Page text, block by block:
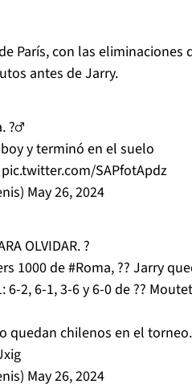
París, con las eliminaciones
antes de Jarry.
?‍♂️
y terminó en el suelo
pic.twitter.com/SAPfotApdz
May 26, 2024
OLVIDAR. ?
1000 de#Roma, ?? Jarry
6-2, 6-1, 3-6 y 6-0 de ??
quedan chilenos en el torneo.
May 26, 2024